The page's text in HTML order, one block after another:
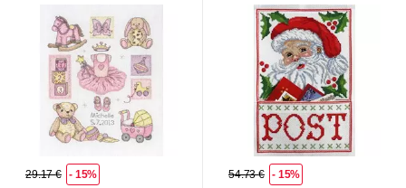
29.17 € - 15% 54.73 € - 15%